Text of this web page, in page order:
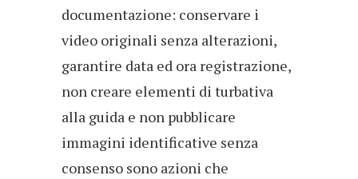
documentazione: conservare i
video originali senza alterazioni,
garantire data ed ora registrazione,
non creare elementi di turbativa
alla guida e non pubblicare
immagini identificative senza
consenso sono azioni che